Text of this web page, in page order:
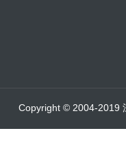
Copyright © 2004-2019